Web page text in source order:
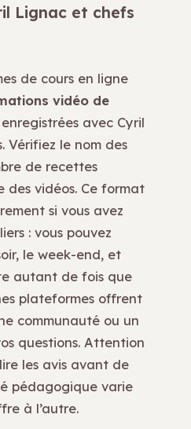
Lignac et chefs
de cours en ligne
vidéo de
avec Cyril
Vérifiez le nom des
de recettes
des vidéos. Ce format
si vous avez
: vous pouvez
le week-end, et
autant de fois que
plateformes offrent
communauté ou un
questions. Attention
les avis avant de
pédagogique varie
à l’autre.